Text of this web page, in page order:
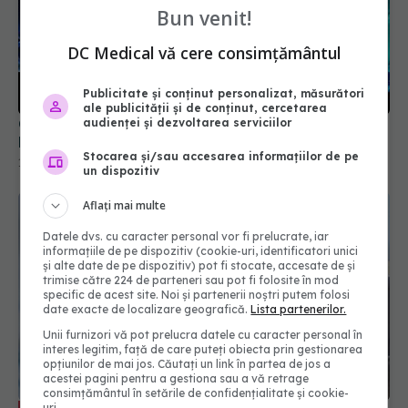
Ce trebuie să știe cei care au avut COVID.
Pericolul ascuns care îi atacă
19 aug 2025, 08:37
Bun venit!
DC Medical vă cere consimțământul
Publicitate și conținut personalizat, măsurători
ale publicității și de conținut, cercetarea
audienței și dezvoltarea serviciilor
Stocarea și/sau accesarea informațiilor de pe
un dispozitiv
Aflați mai multe
Datele dvs. cu caracter personal vor fi prelucrate, iar
informațiile de pe dispozitiv (cookie-uri, identificatori unici
și alte date de pe dispozitiv) pot fi stocate, accesate de și
trimise către 224 de parteneri sau pot fi folosite în mod
specific de acest site. Noi și partenerii noștri putem folosi
date exacte de localizare geografică.Lista partenerilor.
Unii furnizori vă pot prelucra datele cu caracter personal în
interes legitim, față de care puteți obiecta prin gestionarea
opțiunilor de mai jos. Căutați un link în partea de jos a
acestei pagini pentru a gestiona sau a vă retrage
consimțământul în setările de confidențialitate și cookie-